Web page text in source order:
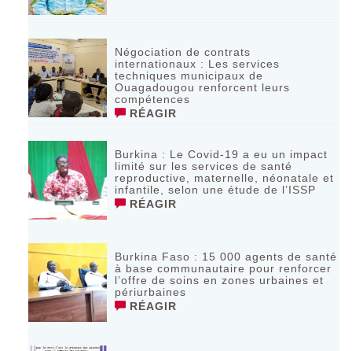
Négociation de contrats
internationaux : Les services
techniques municipaux de
Ouagadougou renforcent leurs
compétences
RÉAGIR
Burkina : Le Covid-19 a eu un impact
limité sur les services de santé
reproductive, maternelle, néonatale et
infantile, selon une étude de l’ISSP
RÉAGIR
Burkina Faso : 15 000 agents de santé
à base communautaire pour renforcer
l’offre de soins en zones urbaines et
périurbaines
RÉAGIR